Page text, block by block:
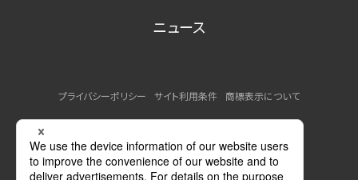
ニュース
プライバシーポリシー サイト利用条件
商標表示について
MSDSの提供について